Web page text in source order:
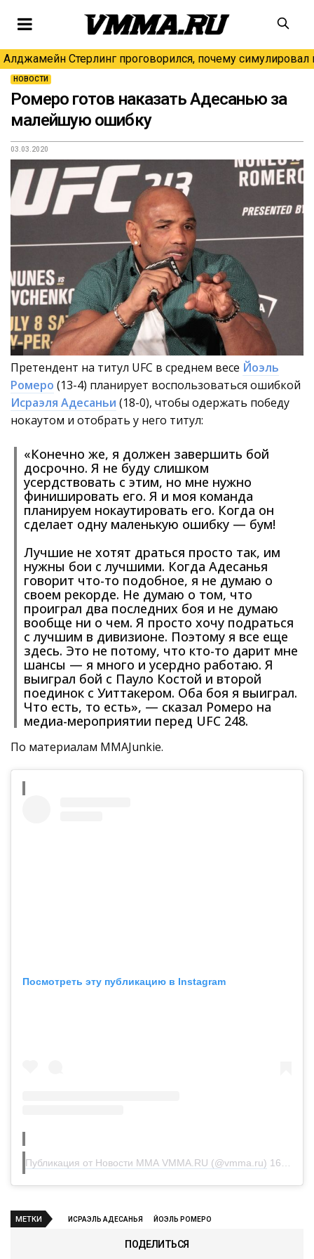
Алджамейн Стерлинг проговорился, почему симулировал
НОВОСТИ
Ромеро готов наказать Адесанью за
малейшую ошибку
03.03.2020
Претендент на титул UFC в среднем весе Йоэль
Ромеро (13-4) планирует воспользоваться ошибкой
Исраэля Адесаньи (18-0), чтобы одержать победу
нокаутом и отобрать у него титул:
«Конечно же, я должен завершить бой
досрочно. Я не буду слишком
усердствовать с этим, но мне нужно
финишировать его. Я и моя команда
планируем нокаутировать его. Когда он
сделает одну маленькую ошибку — бум!
Лучшие не хотят драться просто так, им
нужны бои с лучшими. Когда Адесанья
говорит что-то подобное, я не думаю о
своем рекорде. Не думаю о том, что
проиграл два последних боя и не думаю
вообще ни о чем. Я просто хочу подраться
с лучшим в дивизионе. Поэтому я все еще
здесь. Это не потому, что кто-то дарит мне
шансы — я много и усердно работаю. Я
выиграл бой с Пауло Костой и второй
поединок с Уиттакером. Оба боя я выиграл.
Что есть, то есть», — сказал Ромеро на
медиа-мероприятии перед UFC 248.
По материалам MMAJunkie.
Посмотреть эту публикацию в Instagram
Публикация от Новости ММА VMMA.RU (@vmma.ru) 16 Янв 2020 в 10:44 PST
МЕТКИ ИСРАЭЛЬ АДЕСАНЬЯ ЙОЭЛЬ РОМЕРО
ПОДЕЛИТЬСЯ